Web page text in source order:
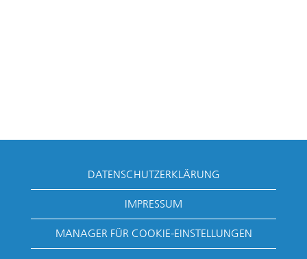
DATENSCHUTZERKLÄRUNG
IMPRESSUM
MANAGER FÜR COOKIE-EINSTELLUNGEN